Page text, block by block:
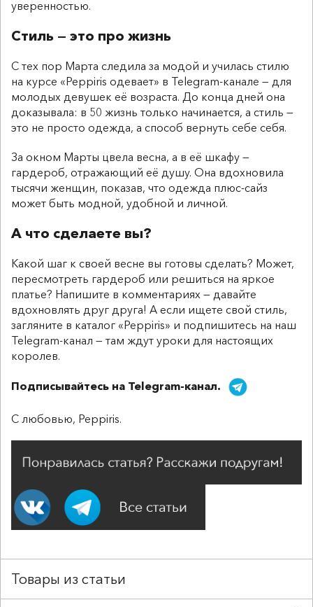
уверенностью.
Стиль — это про жизнь
С тех пор Марта следила за модой и училась стилю
на курсе «Peppiris одевает» в Telegram-канале — для
молодых девушек её возраста. До конца дней она
доказывала: в 50 жизнь только начинается, а стиль —
это не просто одежда, а способ вернуть себе себя.
За окном Марты цвела весна, а в её шкафу —
гардероб, отражающий её душу. Она вдохновила
тысячи женщин, показав, что одежда плюс-сайз
может быть модной, удобной и личной.
А что сделаете вы?
Какой шаг к своей весне вы готовы сделать? Может,
пересмотреть гардероб или решиться на яркое
платье? Напишите в комментариях — давайте
вдохновлять друг друга! А если ищете свой стиль,
загляните в каталог «Peppiris» и подпишитесь на наш
Telegram-канал — там ждут уроки для настоящих
королев.
Подписывайтесь на Telegram-канал.
С любовью, Peppiris.
Товары из статьи